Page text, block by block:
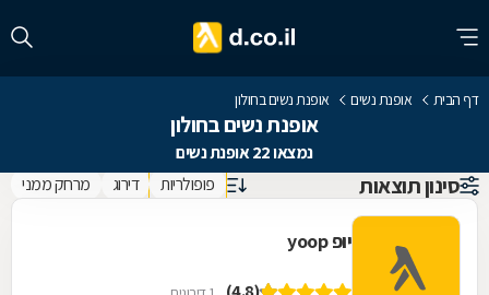
דף הבית אופנת נשים אופנת נשים בחולון
אופנת נשים בחולון
נמצאו 22 אופנת נשים
סינון תוצאות פופולריות דירוג מרחק ממני
יופ yoop